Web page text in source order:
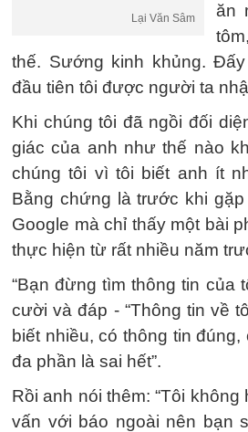
Lại Văn Sâm
ăn
thế. Sướng kinh khủng.
đầu tiên tôi được người ta
Khi chúng tôi đã ngồi đối
giác của anh như thế nào
chúng tôi vì tôi biết anh ít
Bằng chứng là trước khi
Google mà chỉ thấy một bài
thực hiện từ rất nhiều năm
“Bạn đừng tìm thông tin của
cười và đáp - “Thông tin về
biết nhiều, có thông tin
đa phần là sai hết”.
Rồi anh nói thêm: “Tôi
vấn với báo ngoài nên bạn